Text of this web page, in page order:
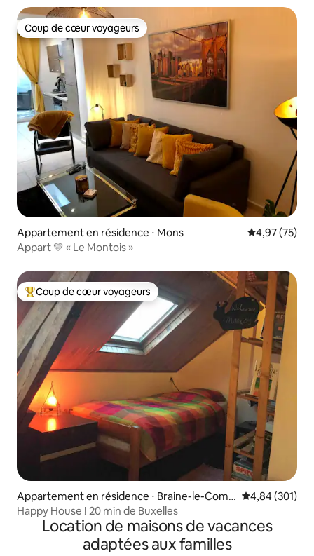
Coup de cœur voyageurs
Coup de cœur voyageurs
Appartement en résidence ⋅ Mons Évaluation
4,97 (75)
Appart 💛 « Le Montois »
Coups de cœur voyageurs les plus appréciés
Coup de cœur voyageurs
Appartement en résidence ⋅ Braine-le-Comt
e
Évaluation
4,84 (301)
Happy House ! 20 min de Buxelles
Location de maisons de vacances
adaptées aux familles